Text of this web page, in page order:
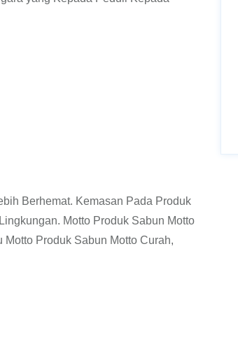
Berhemat. Kemasan Pada Produk
Motto Produk Sabun Motto
Produk Sabun Motto Curah,